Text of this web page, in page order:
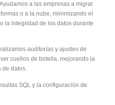
a las empresas a migrar
o a la nube, minimizando el
la integridad de los datos durante
auditorías y ajustes de
cuellos de botella, mejorando la
de datos.
SQL y la configuración de